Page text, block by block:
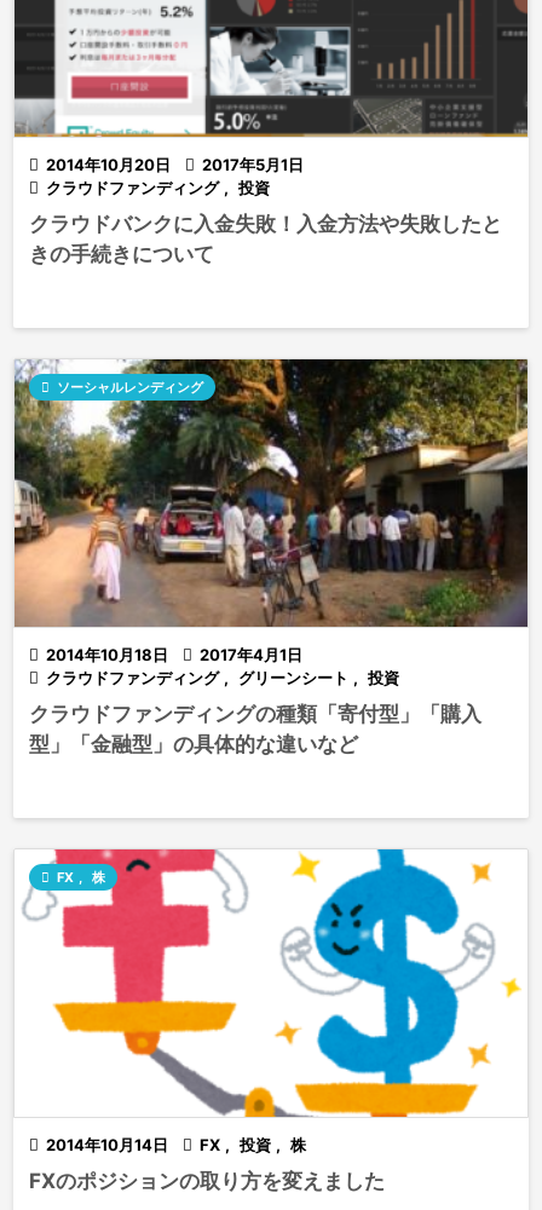
 2014年10月20日  2017年5月1日
 クラウドファンディング , 投資
クラウドバンクに入金失敗！入金方法や失敗したと
きの手続きについて
 2014年10月18日  2017年4月1日
 ソーシャルレンディング
 クラウドファンディング , グリーンシート , 投資
クラウドファンディングの種類「寄付型」「購入
型」「金融型」の具体的な違いなど
 2014年10月14日
 FX , 株
 FX , 投資 , 株
FXのポジションの取り方を変えました